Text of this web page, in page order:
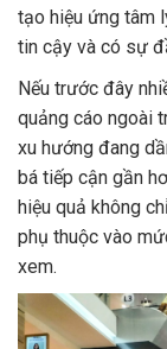
tạo hiệu ứng tâm
tin cậy và có sự
Nếu trước đây
quảng cáo ngoài
xu hướng đang
bá tiếp cận gần
hiệu quả không
phụ thuộc vào
xem.